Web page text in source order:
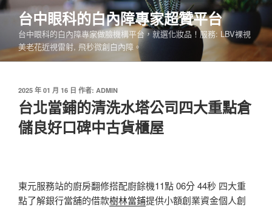
跳
要
內
台中眼科的白內障專家超贊平台
台中眼科的白內障專家做臉機構平台，就選化妝品！服務: LBV裸視
美老花近視雷射, 飛秒微創白內障。
發
佈
於
2025 年 01 月 16 日 作者: ADMIN
台北當鋪的清洗水塔公司四大重點倉
儲良好口碑中古貨櫃屋
東元服務站的廚房翻修搭配廚餘機11點 06分 44秒 四大重
點了解銀行當舖的借款樹林當鋪提供小額創業資金個人創